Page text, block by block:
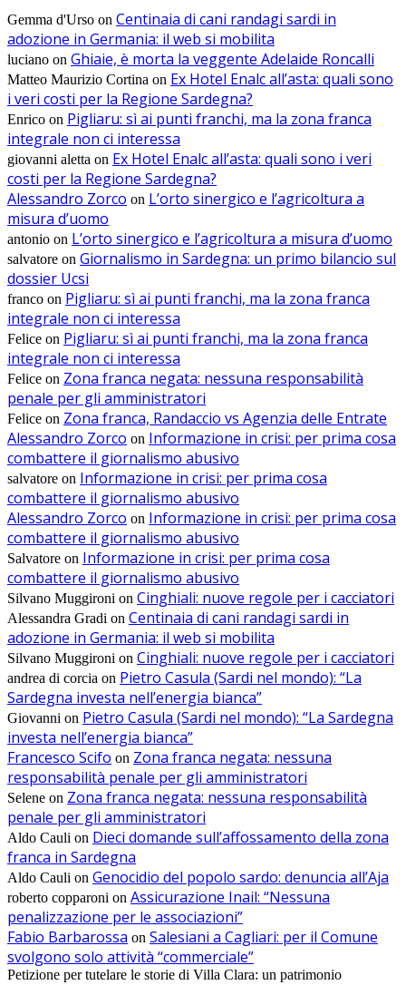
Gemma d'Urso on Centinaia di cani randagi sardi in
adozione in Germania: il web si mobilita
luciano on Ghiaie, è morta la veggente Adelaide Roncalli
Matteo Maurizio Cortina on Ex Hotel Enalc all’asta: quali sono
i veri costi per la Regione Sardegna?
Enrico on Pigliaru: sì ai punti franchi, ma la zona franca
integrale non ci interessa
giovanni aletta on Ex Hotel Enalc all’asta: quali sono i veri
costi per la Regione Sardegna?
Alessandro Zorco on L’orto sinergico e l’agricoltura a
misura d’uomo
antonio on L’orto sinergico e l’agricoltura a misura d’uomo
salvatore on Giornalismo in Sardegna: un primo bilancio sul
dossier Ucsi
franco on Pigliaru: sì ai punti franchi, ma la zona franca
integrale non ci interessa
Felice on Pigliaru: sì ai punti franchi, ma la zona franca
integrale non ci interessa
Felice on Zona franca negata: nessuna responsabilità
penale per gli amministratori
Felice on Zona franca, Randaccio vs Agenzia delle Entrate
Alessandro Zorco on Informazione in crisi: per prima cosa
combattere il giornalismo abusivo
salvatore on Informazione in crisi: per prima cosa
combattere il giornalismo abusivo
Alessandro Zorco on Informazione in crisi: per prima cosa
combattere il giornalismo abusivo
Salvatore on Informazione in crisi: per prima cosa
combattere il giornalismo abusivo
Silvano Muggironi on Cinghiali: nuove regole per i cacciatori
Alessandra Gradi on Centinaia di cani randagi sardi in
adozione in Germania: il web si mobilita
Silvano Muggironi on Cinghiali: nuove regole per i cacciatori
andrea di corcia on Pietro Casula (Sardi nel mondo): “La
Sardegna investa nell’energia bianca”
Giovanni on Pietro Casula (Sardi nel mondo): “La Sardegna
investa nell’energia bianca”
Francesco Scifo on Zona franca negata: nessuna
responsabilità penale per gli amministratori
Selene on Zona franca negata: nessuna responsabilità
penale per gli amministratori
Aldo Cauli on Dieci domande sull’affossamento della zona
franca in Sardegna
Aldo Cauli on Genocidio del popolo sardo: denuncia all’Aja
roberto copparoni on Assicurazione Inail: “Nessuna
penalizzazione per le associazioni”
Fabio Barbarossa on Salesiani a Cagliari: per il Comune
svolgono solo attività “commerciale”
Petizione per tutelare le storie di Villa Clara: un patrimonio